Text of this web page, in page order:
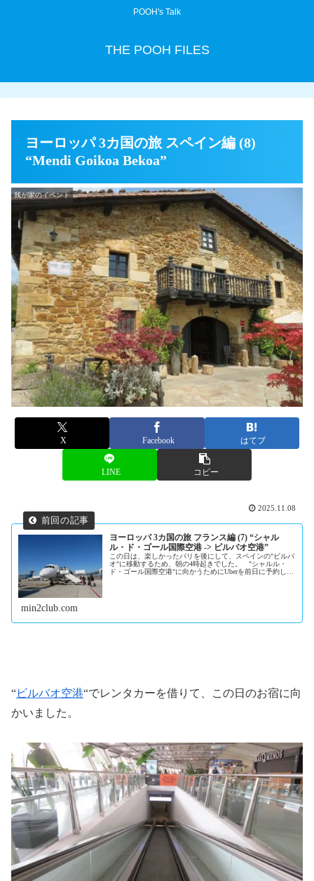
POOH's Talk
THE POOH FILES
ヨーロッパ 3カ国の旅 スペイン編 (8)
“Mendi Goikoa Bekoa”
我が家のイベント
X Facebook はてブ
LINE コピー
2025.11.08
ヨーロッパ 3カ国の旅 フランス編 (7) “シャル
ル・ド・ゴール国際空港 -> ビルバオ空港”
この日は、楽しかったパリを後にして、スペインの"ビルバ
オ"に移動するため、朝の4時起きでした。 "シャルル・
ド・ゴール国際空港"に向かうためにUberを前日に予約した
min2club.com
“ビルバオ空港“でレンタカーを借りて、この日のお宿に向
かいました。